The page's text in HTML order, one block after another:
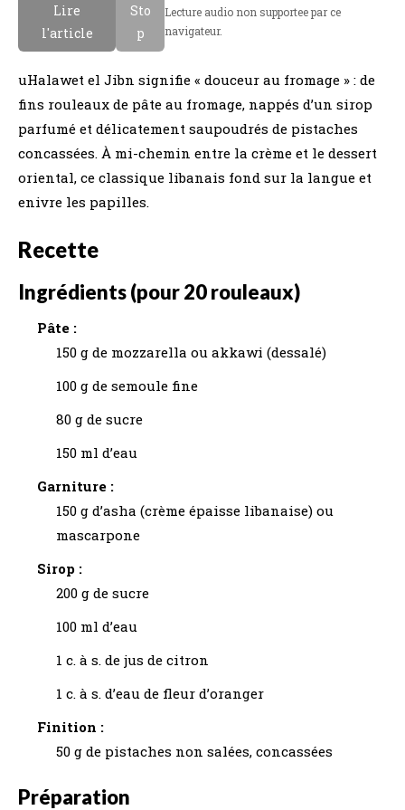
Lire
l'article
Sto
p
Lecture audio non supportee par ce
navigateur.
uHalawet el Jibn signifie « douceur au fromage » : de
fins rouleaux de pâte au fromage, nappés d’un sirop
parfumé et délicatement saupoudrés de pistaches
concassées. À mi-chemin entre la crème et le dessert
oriental, ce classique libanais fond sur la langue et
enivre les papilles.
Recette
Ingrédients (pour 20 rouleaux)
Pâte :
150 g de mozzarella ou akkawi (dessalé)
100 g de semoule fine
80 g de sucre
150 ml d’eau
Garniture :
150 g d’asha (crème épaisse libanaise) ou
mascarpone
Sirop :
200 g de sucre
100 ml d’eau
1 c. à s. de jus de citron
1 c. à s. d’eau de fleur d’oranger
Finition :
50 g de pistaches non salées, concassées
Préparation